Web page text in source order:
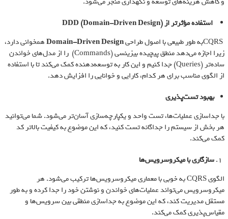
استفاده مؤثرتر ازDDD (Domain-Driven Design)
Domain-Driven Designهمخوانی دارد،
زیرا اجازه می‌دهد منطق پیچیده بیزینسی (Commands) را از مدل‌های خواندن
ساده‌تر (Queries) جدا کنیم و این کار به توسعه‌دهنده کمک می‌کند تا با استفاده
از الگوی مناسب برای هر کدام، کارایی و خوانایی را افزایش دهد.
بهبود تست‌پذیری
با جداسازی عملیات‌ها، تست واحد و یکپارچه‌سازی آسان‌تر می‌شود. شما می‌توانید
هر بخش از سیستم را جداگانه تست کنید، که این موضوع به کیفیت بالاتر کد
کمک می‌کند.
سازگاری با میکروسرویس‌ها
الگوی CQRS به خوبی با معماری میکروسرویس‌ها ترکیب می‌شود. هر
میکروسرویس می‌تواند عملیات‌های خواندن و نوشتن خود را جدا کرده و به طور
مستقل مدیریت کند، که این موضوع به جداسازی منطقی بین سرویس‌ها و
مقیاس‌پذیری کمک می‌کند.